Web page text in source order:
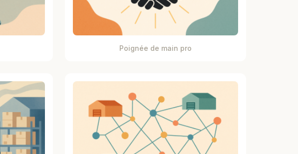
Poignée de main pro